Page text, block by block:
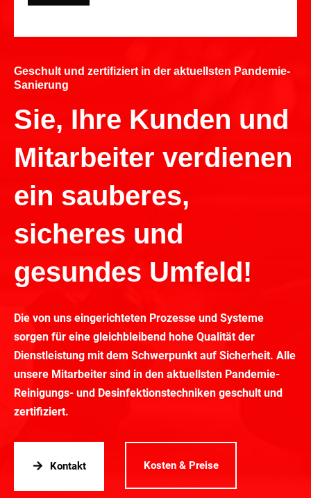
Geschult und zertifiziert in der aktuellsten Pandemie-
Sanierung
Sie, Ihre Kunden und
Mitarbeiter verdienen
ein sauberes,
sicheres und
gesundes Umfeld!
Die von uns eingerichteten Prozesse und Systeme
sorgen für eine gleichbleibend hohe Qualität der
Dienstleistung mit dem Schwerpunkt auf Sicherheit. Alle
unsere Mitarbeiter sind in den aktuellsten Pandemie-
Reinigungs- und Desinfektionstechniken geschult und
zertifiziert.
Kontakt Kosten & Preise